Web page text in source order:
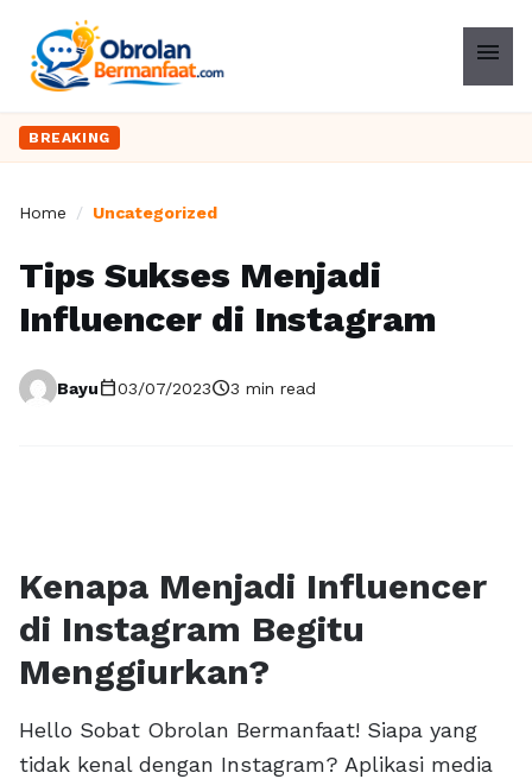
menu
BREAKING
Home / Uncategorized
Tips Sukses Menjadi
Influencer di Instagram
Bayucalendar_today03/07/2023schedule3 min read
Kenapa Menjadi Influencer
di Instagram Begitu
Menggiurkan?
Hello Sobat Obrolan Bermanfaat! Siapa yang
tidak kenal dengan Instagram? Aplikasi media